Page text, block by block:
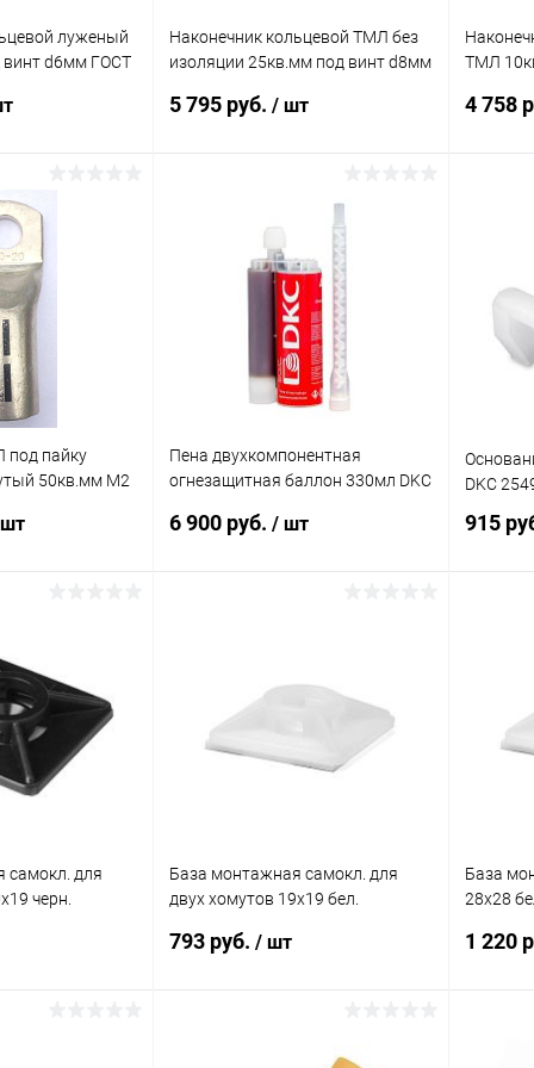
луженый
d6мм ГОСТ
Наконечник кольцевой ТМЛ без
изоляции 25кв.мм под винт d8мм
2F8
5 795 руб. / шт
В корзину
Купить в 1 клик Сравнение
В наличии
ТМЛ
2D10
4 758
В
под пайку
50кв.мм М2
Сравнение
В наличии
Пена двухкомпонентная
огнезащитная баллон 330мл DKC
6 900 руб. / шт
Купить в 1 клик
В избранное В наличии
DKC
915
В
самокл. для
черн.
База монтажная самокл. для
двух хомутов 19х19 бел.
793 руб. / шт
База
28х28
1 220